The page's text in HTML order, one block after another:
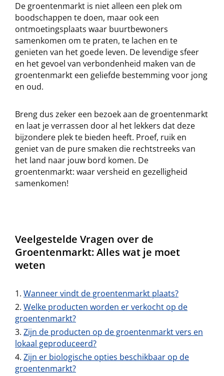
De groentenmarkt is niet alleen een plek om
boodschappen te doen, maar ook een
ontmoetingsplaats waar buurtbewoners
samenkomen om te praten, te lachen en te
genieten van het goede leven. De levendige sfeer
en het gevoel van verbondenheid maken van de
groentenmarkt een geliefde bestemming voor jong
en oud.
Breng dus zeker een bezoek aan de groentenmarkt
en laat je verrassen door al het lekkers dat deze
bijzondere plek te bieden heeft. Proef, ruik en
geniet van de pure smaken die rechtstreeks van
het land naar jouw bord komen. De
groentenmarkt: waar versheid en gezelligheid
samenkomen!
Veelgestelde Vragen over de
Groentenmarkt: Alles wat je moet
weten
Wanneer vindt de groentenmarkt plaats?
Welke producten worden er verkocht op de
groentenmarkt?
Zijn de producten op de groentenmarkt vers en
lokaal geproduceerd?
Zijn er biologische opties beschikbaar op de
groentenmarkt?